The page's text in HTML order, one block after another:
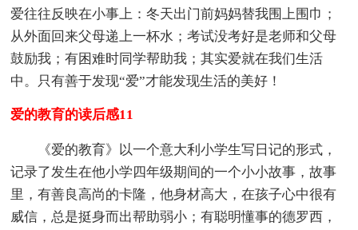
爱往往反映在小事上：冬天出门前妈妈替我围上围巾；
从外面回来父母递上一杯水；考试没考好是老师和父母
鼓励我；有困难时同学帮助我；其实爱就在我们生活
中。只有善于发现“爱”才能发现生活的美好！
爱的教育的读后感11
《爱的教育》以一个意大利小学生写日记的形式，
记录了发生在他小学四年级期间的一个小小故事，故事
里，有善良高尚的卡隆，他身材高大，在孩子心中很有
威信，总是挺身而出帮助弱小；有聪明懂事的德罗西，